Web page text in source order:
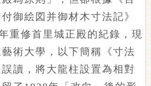
御絵図并御材木寸法記》
重修首里城正殿的紀錄，現
術大學，以下簡稱《寸法
讀，將大龍柱設置為相對